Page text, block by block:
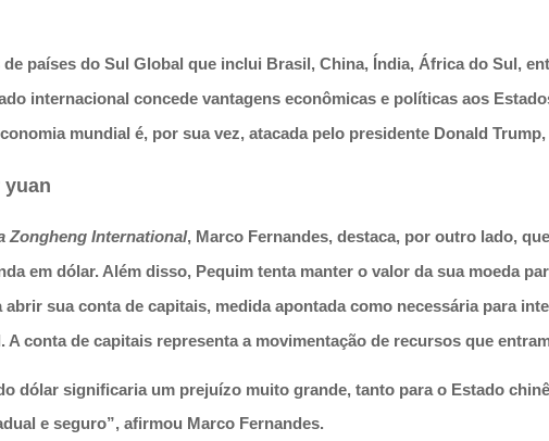
países do Sul Global que inclui Brasil, China, Índia, África do Sul,
internacional concede vantagens econômicas e políticas aos
mundial é, por sua vez, atacada pelo presidente Donald
yuan
Zongheng International, Marco Fernandes, destaca, por outro lado,
em dólar. Além disso, Pequim tenta manter o valor da sua moeda
sua conta de capitais, medida apontada como necessária para
conta de capitais representa a movimentação de recursos que
dólar significaria um prejuízo muito grande, tanto para o Estado
e seguro”, afirmou Marco Fernandes.